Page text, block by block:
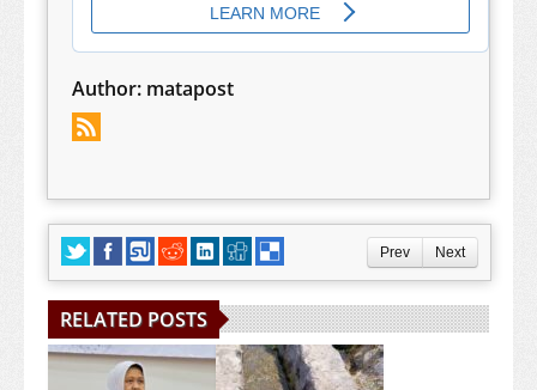
Author: matapost
Prev Next
RELATED POSTS